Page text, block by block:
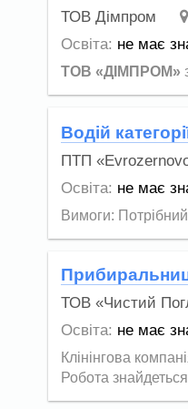
ТОВ Дімпром
Освіта: не має
ТОВ «ДІМПРОМ»
Водій
ПТП
Освіта: не має
Вимоги:
ТОВ «Чистий
Освіта: не має
Клінінгова
Робота